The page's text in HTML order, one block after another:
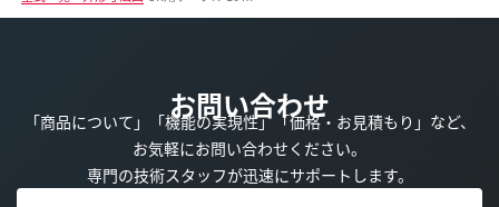
お問い合わせ
「商品について」「機能の実現性」「価格・お見積もり」など、
お気軽にお問い合わせください。
専門の技術スタッフが迅速にサポートします。